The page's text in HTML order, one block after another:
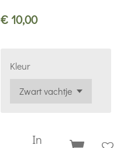
€ 10,00
Kleur
In